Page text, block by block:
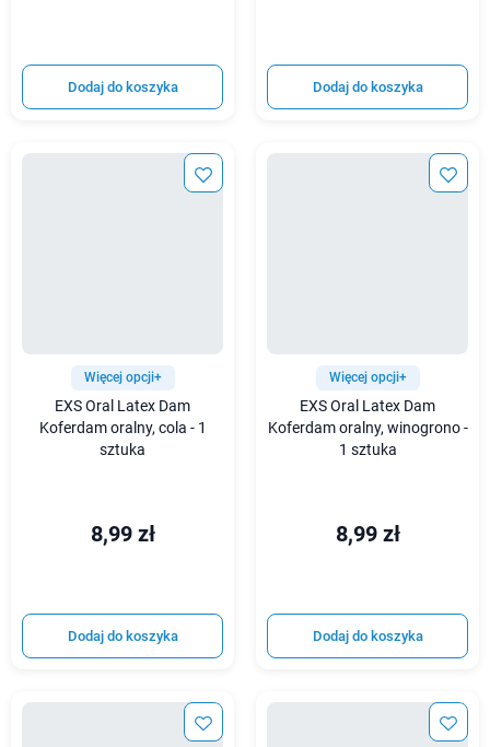
Dodaj do koszyka Dodaj do koszyka
Więcej opcji+
EXS Oral Latex Dam
Koferdam oralny, cola - 1
sztuka
8,99 zł
Dodaj do koszyka
Więcej opcji+
EXS Oral Latex Dam
Koferdam oralny, winogrono -
1 sztuka
8,99 zł
Dodaj do koszyka